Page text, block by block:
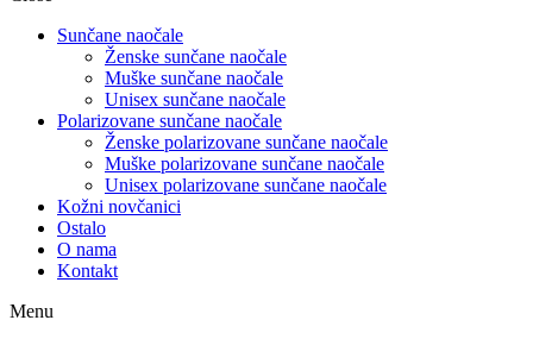
Sunčane naočale
Ženske sunčane naočale
Muške sunčane naočale
Unisex sunčane naočale
Polarizovane sunčane naočale
Ženske polarizovane sunčane naočale
Muške polarizovane sunčane naočale
Unisex polarizovane sunčane naočale
Kožni novčanici
Ostalo
O nama
Kontakt
Menu